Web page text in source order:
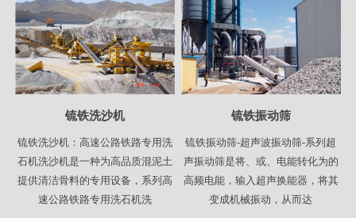
锍铁洗沙机
锍铁洗沙机：高速公路铁路专用洗
石机洗沙机是一种为高品质混泥土
提供清洁骨料的专用设备，系列高
速公路铁路专用洗石机洗
锍铁振动筛
锍铁振动筛-超声波振动筛-系列超
声振动筛是将、或、电能转化为的
高频电能，输入超声换能器，将其
变成机械振动，从而达